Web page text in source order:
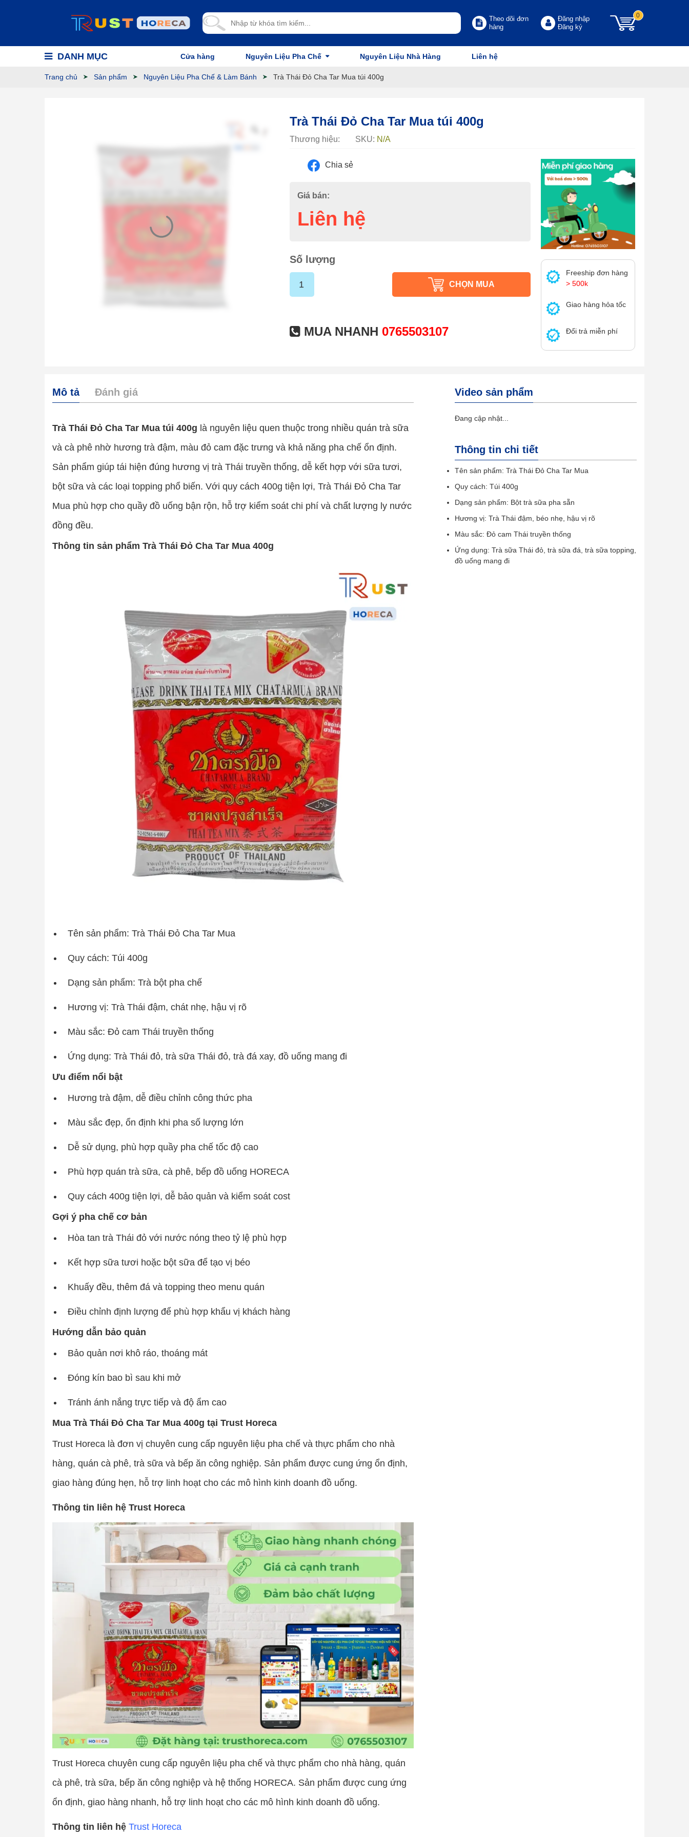
Theo dõi đơn
hàng
Đăng nhập
Đăng ký
0
DANH MỤC Cửa hàng Nguyên Liệu Pha Chế Nguyên Liệu Nhà Hàng Liên hệ
Trang chủ Sản phẩm Nguyên Liệu Pha Chế & Làm Bánh Trà Thái Đỏ Cha Tar Mua túi 400g
Trà Thái Đỏ Cha Tar Mua túi 400g
Thương hiệu: SKU: N/A
Chia sẻ
Giá bán:
Liên hệ
Số lượng
CHỌN MUA
MUA NHANH 0765503107
Freeship đơn hàng
> 500k
Giao hàng hỏa tốc
Đổi trả miễn phí
Mô tả Đánh giá
Trà Thái Đỏ Cha Tar Mua túi 400g là nguyên liệu quen thuộc trong nhiều quán trà sữa
và cà phê nhờ hương trà đậm, màu đỏ cam đặc trưng và khả năng pha chế ổn định.
Sản phẩm giúp tái hiện đúng hương vị trà Thái truyền thống, dễ kết hợp với sữa tươi,
bột sữa và các loại topping phổ biến. Với quy cách 400g tiện lợi, Trà Thái Đỏ Cha Tar
Mua phù hợp cho quầy đồ uống bận rộn, hỗ trợ kiểm soát chi phí và chất lượng ly nước
đồng đều.
Thông tin sản phẩm Trà Thái Đỏ Cha Tar Mua 400g
Tên sản phẩm: Trà Thái Đỏ Cha Tar Mua
Quy cách: Túi 400g
Dạng sản phẩm: Trà bột pha chế
Hương vị: Trà Thái đậm, chát nhẹ, hậu vị rõ
Màu sắc: Đỏ cam Thái truyền thống
Ứng dụng: Trà Thái đỏ, trà sữa Thái đỏ, trà đá xay, đồ uống mang đi
Ưu điểm nổi bật
Hương trà đậm, dễ điều chỉnh công thức pha
Màu sắc đẹp, ổn định khi pha số lượng lớn
Dễ sử dụng, phù hợp quầy pha chế tốc độ cao
Phù hợp quán trà sữa, cà phê, bếp đồ uống HORECA
Quy cách 400g tiện lợi, dễ bảo quản và kiểm soát cost
Gợi ý pha chế cơ bản
Hòa tan trà Thái đỏ với nước nóng theo tỷ lệ phù hợp
Kết hợp sữa tươi hoặc bột sữa để tạo vị béo
Khuấy đều, thêm đá và topping theo menu quán
Điều chỉnh định lượng để phù hợp khẩu vị khách hàng
Hướng dẫn bảo quản
Bảo quản nơi khô ráo, thoáng mát
Đóng kín bao bì sau khi mở
Tránh ánh nắng trực tiếp và độ ẩm cao
Mua Trà Thái Đỏ Cha Tar Mua 400g tại Trust Horeca
Trust Horeca là đơn vị chuyên cung cấp nguyên liệu pha chế và thực phẩm cho nhà
hàng, quán cà phê, trà sữa và bếp ăn công nghiệp. Sản phẩm được cung ứng ổn định,
giao hàng đúng hẹn, hỗ trợ linh hoạt cho các mô hình kinh doanh đồ uống.
Thông tin liên hệ Trust Horeca
Trust Horeca chuyên cung cấp nguyên liệu pha chế và thực phẩm cho nhà hàng, quán
cà phê, trà sữa, bếp ăn công nghiệp và hệ thống HORECA. Sản phẩm được cung ứng
ổn định, giao hàng nhanh, hỗ trợ linh hoạt cho các mô hình kinh doanh đồ uống.
Thông tin liên hệ Trust Horeca
Video sản phẩm
Đang cập nhật...
Thông tin chi tiết
Tên sản phẩm: Trà Thái Đỏ Cha Tar Mua
Quy cách: Túi 400g
Dạng sản phẩm: Bột trà sữa pha sẵn
Hương vị: Trà Thái đậm, béo nhẹ, hậu vị rõ
Màu sắc: Đỏ cam Thái truyền thống
Ứng dụng: Trà sữa Thái đỏ, trà sữa đá, trà sữa topping,
đồ uống mang đi